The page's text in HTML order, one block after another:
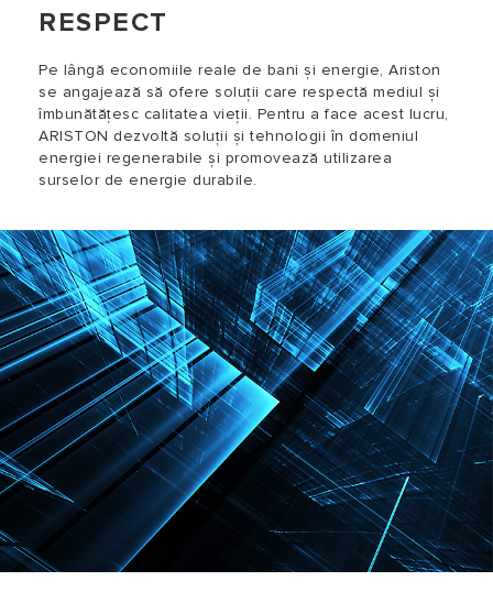
RESPECT
Pe lângă economiile reale de bani și energie, Ariston
se angajează să ofere soluții care respectă mediul și
îmbunătățesc calitatea vieții. Pentru a face acest lucru,
ARISTON dezvoltă soluții și tehnologii în domeniul
energiei regenerabile și promovează utilizarea
surselor de energie durabile.